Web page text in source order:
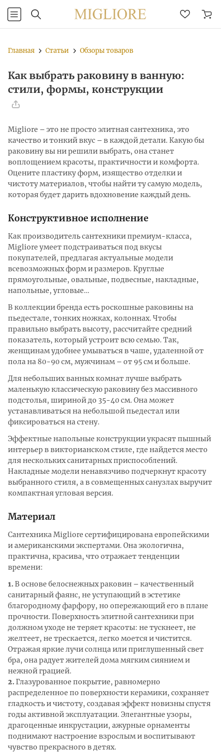
Главная Статьи Обзоры товаров
Как выбрать раковину в ванную:
стили, формы, конструкции
Migliore – это не просто элитная сантехника, это
качество и тонкий вкус – в каждой детали. Какую бы
раковину вы ни решили выбрать, она станет
воплощением красоты, практичности и комфорта.
Оцените пластику форм, изящество отделки и
чистоту материалов, чтобы найти ту самую модель,
которая будет дарить вдохновение каждый день.
Конструктивное исполнение
Как производитель сантехники премиум-класса,
Migliore умеет подстраиваться под вкусы
покупателей, предлагая актуальные модели
всевозможных форм и размеров. Круглые
прямоугольные, овальные, подвесные, накладные,
напольные, угловые…
В коллекции бренда есть роскошные раковины на
пьедестале, тонких ножках, колоннах. Чтобы
правильно выбрать высоту, рассчитайте средний
показатель, который устроит всю семью. Так,
женщинам удобнее умываться в чаше, удаленной от
пола на 80-90 см, мужчинам – от 95 см и больше.
Для небольших ванных комнат лучше выбрать
маленькую классическую раковину без массивного
подстолья, шириной до 35-40 см. Она может
устанавливаться на небольшой пьедестал или
фиксироваться на стену.
Эффектные напольные конструкции украсят пышный
интерьер в викторианском стиле, где найдется место
для нескольких санитарных приспособлений.
Накладные модели ненавязчиво подчеркнут красоту
выбранного стиля, а в совмещенных санузлах выручит
компактная угловая версия.
Материал
Сантехника Migliore сертифицирована европейскими
и американскими экспертами. Она экологична,
практична, красива, что отражает тенденции
времени:
1.В основе белоснежных раковин – качественный
санитарный фаянс, не уступающий в эстетике
благородному фарфору, но опережающий его в плане
прочности. Поверхность элитной сантехники при
должном уходе не теряет красоты: не тускнеет, не
желтеет, не трескается, легко моется и чистится.
Отражая яркие лучи солнца или приглушенный свет
бра, она радует жителей дома мягким сиянием и
нежной грацией.
2.Глазурованное покрытие, равномерно
распределенное по поверхности керамики, сохраняет
гладкость и чистоту, создавая эффект новизны спустя
годы активной эксплуатации. Элегантные узоры,
драгоценные инкрустации, ажурные орнаменты
поднимают настроение взрослым и воспитывают
чувство прекрасного в детях.